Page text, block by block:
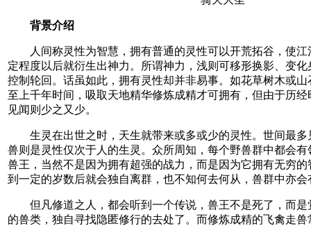
背景介绍
人间称灵性为智慧，拥有普通的灵性可以开荒拓谷，使江
定程度以后就衍生出神力。所谓神力，浅则可移形换影、变
控制轮回。话虽如此，拥有灵性却并非易事。如花草树木或
至上千年时间，吸取天地精华修炼成精才可拥有，但由于历
见闻则少之又少。
生灵在出世之时，天生就带来或多或少的灵性。世间最多
兽则是灵性仅次于人的生灵。众所周知，每个野兽群中都会
兽王，当然不是因为拥有超强的战力，而是因为它拥有无穷
到一定的岁数后就会独自离群，也不知何去何从，兽群中亦
但凡修道之人，都会听到一个传说，兽王不是死了，而是
的兽类，独自寻找隐匿修行的去处了。而修炼成精的飞禽走